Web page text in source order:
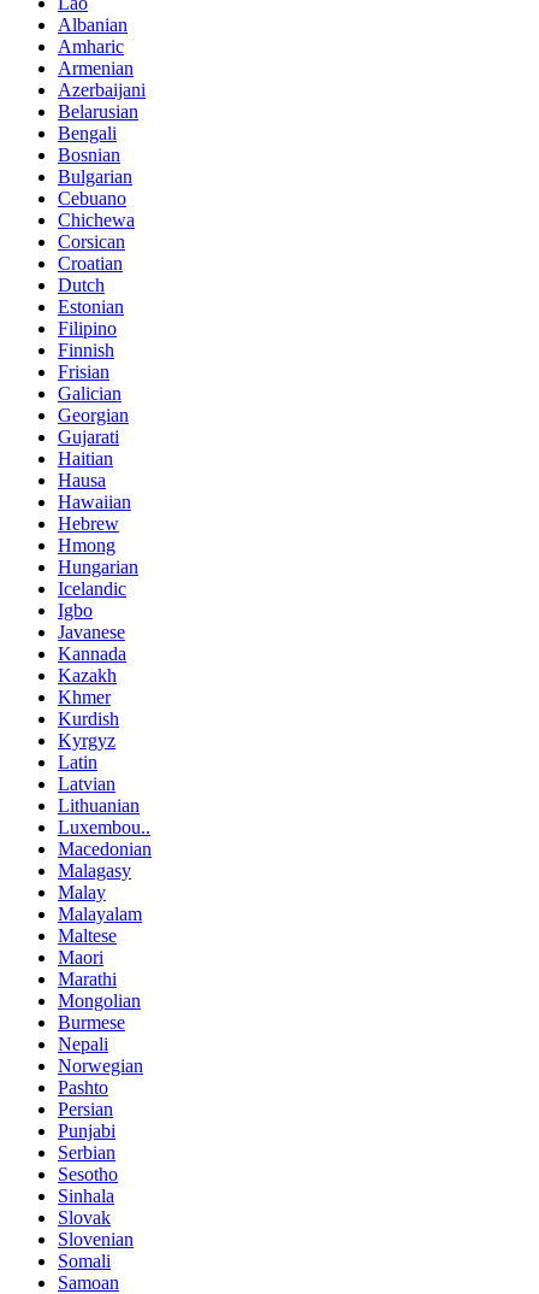
Albanian
Amharic
Armenian
Azerbaijani
Belarusian
Bengali
Bosnian
Bulgarian
Cebuano
Chichewa
Corsican
Croatian
Dutch
Estonian
Filipino
Finnish
Frisian
Galician
Georgian
Gujarati
Haitian
Hausa
Hawaiian
Hebrew
Hmong
Hungarian
Icelandic
Igbo
Javanese
Kannada
Kazakh
Khmer
Kurdish
Kyrgyz
Latin
Latvian
Lithuanian
Luxembou..
Macedonian
Malagasy
Malay
Malayalam
Maltese
Maori
Marathi
Mongolian
Burmese
Nepali
Norwegian
Pashto
Persian
Punjabi
Serbian
Sesotho
Sinhala
Slovak
Slovenian
Somali
Samoan